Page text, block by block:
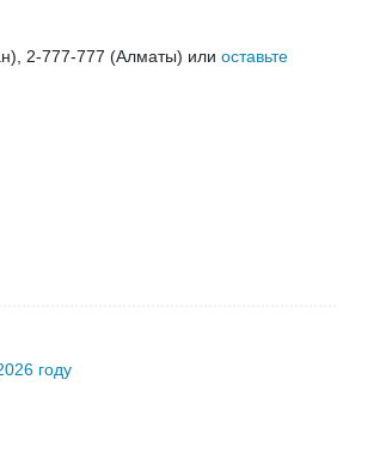
2-777-777 (Алматы) илиоставьте
году